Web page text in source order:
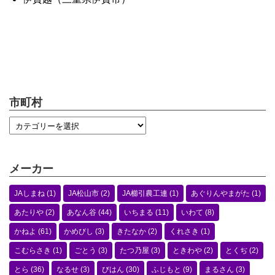
市町村
メーカー
JAしまね (1) JA松山市 (2) JA櫛引農工連 (1) あぐりんやまがた (1)
あたりや (2) あなん谷 (44) いちまる (11) いわて (8)
かねよ (61) かめびし (3) きたなか (2) くれさき (1)
こむらさき (1) ごとう (3) たつ乃屋 (3) ときわや (2) とくぢ (2)
とら (36) なるせ (3) びはん (30) ふじもと (9) まるさん (3)